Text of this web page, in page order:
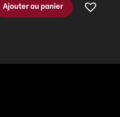
Ajouter au panier